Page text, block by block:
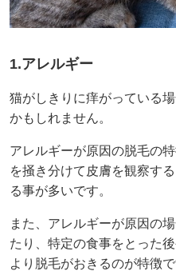
1.アレルギー
猫がしきりに痒がっている
かもしれません。
アレルギーが原因の脱毛の
を掻き分けて皮膚を観察す
る事が多いです。
また、アレルギーが原因の
たり、特定の食事をとった
より脱毛がおきるのが特徴で